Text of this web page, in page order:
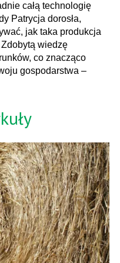
całą technologię
Patrycja dorosła,
jak taka produkcja
wiedzę
co znacząco
gospodarstwa –